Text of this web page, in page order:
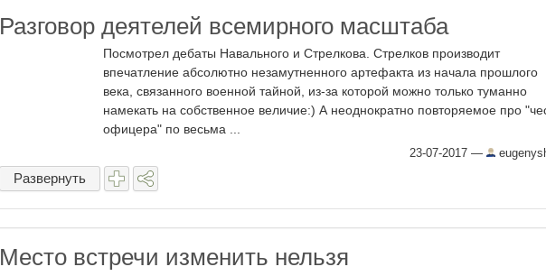
Разговор деятелей всемирного масштаба
Посмотрел дебаты Навального и Стрелкова. Стрелков производит
впечатление абсолютно незамутненного артефакта из начала прошлого
века, связанного военной тайной, из-за которой можно только туманно
намекать на собственное величие:) А неоднократно повторяемое про
офицера" по весьма ...
23-07-2017 —
Развернуть
Место встречи изменить нельзя